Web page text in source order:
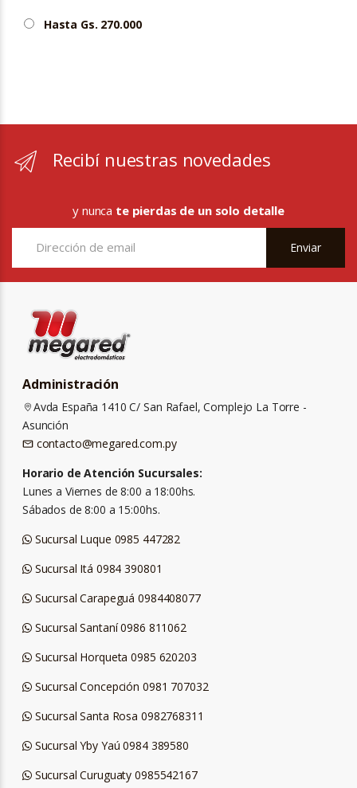
Hasta Gs. 270.000
Recibí nuestras novedades
y nunca te pierdas de un solo detalle
Enviar
Administración
Avda España 1410 C/ San Rafael, Complejo La Torre -
Asunción
contacto@megared.com.py
Horario de Atención Sucursales:
Lunes a Viernes de 8:00 a 18:00hs.
Sábados de 8:00 a 15:00hs.
Sucursal Luque 0985 447282
Sucursal Itá 0984 390801
Sucursal Carapeguá 0984408077
Sucursal Santaní 0986 811062
Sucursal Horqueta 0985 620203
Sucursal Concepción 0981 707032
Sucursal Santa Rosa 0982768311
Sucursal Yby Yaú 0984 389580
Sucursal Curuguaty 0985542167